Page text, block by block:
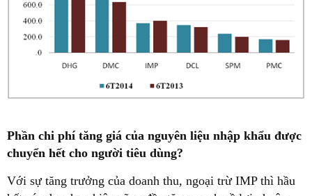
Phần chi phí tăng giá của nguyên liệu nhập khẩu được
chuyển hết cho người tiêu dùng?
Với sự tăng trưởng của doanh thu, ngoại trừ IMP thì hầu